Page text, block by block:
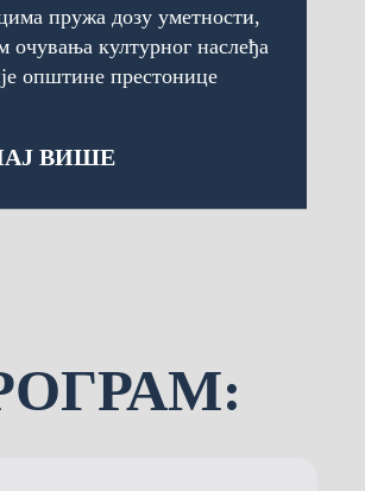
пружа дозу уметности,
очувања културног наслеђа
општине престонице
ВИШЕ